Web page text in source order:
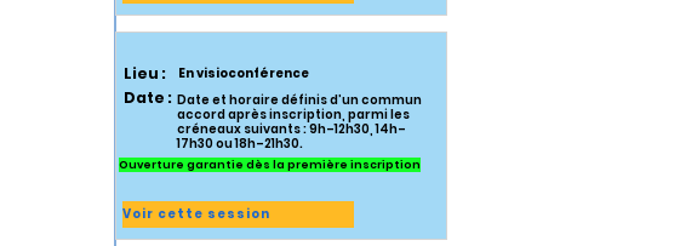
En visioconférence
Date et horaire définis d’un commun
accord après inscription, parmi les
créneaux suivants : 9h–12h30, 14h–
17h30 ou 18h–21h30.
Lieu :
Date :
Ouverture garantie dès la première inscription
Voir cette session